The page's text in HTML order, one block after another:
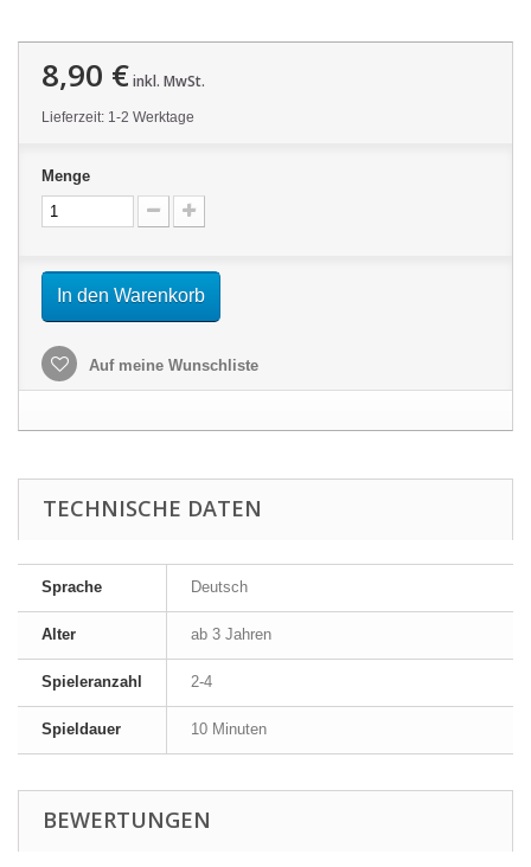
8,90 €inkl. MwSt.
Lieferzeit: 1-2 Werktage
Menge
In den Warenkorb
Auf meine Wunschliste
TECHNISCHE DATEN
Sprache Deutsch
Alter ab 3 Jahren
Spieleranzahl 2-4
Spieldauer 10 Minuten
BEWERTUNGEN